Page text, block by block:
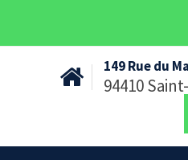
149 Rue du
94410